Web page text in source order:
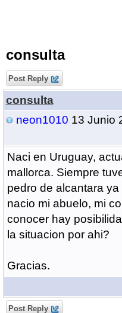
consulta
Post Reply
consulta
neon1010 13 Junio
Naci en Uruguay,
mallorca. Siempre
pedro de alcantara
nacio mi abuelo, mi
conocer hay
la situacion por ahi?
Gracias.
Post Reply